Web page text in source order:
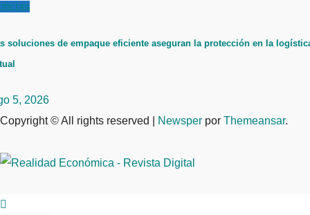
soluciones de empaque eficiente aseguran la protección en la
5, 2026
Copyright © All rights reserved
Newsper por Themeansar.